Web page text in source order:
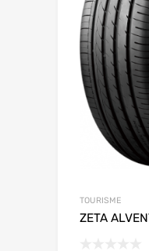
TOURISME
ZETA